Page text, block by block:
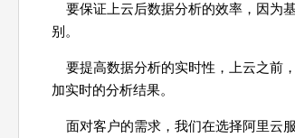
要保证上云后数据分析的效率，因为
别。
要提高数据分析的实时性，上云之前
加实时的分析结果。
面对客户的需求，我们在选择阿里云